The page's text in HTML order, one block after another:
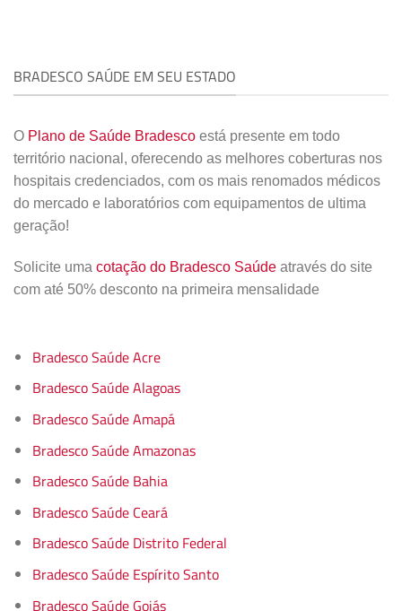
BRADESCO SAÚDE EM SEU ESTADO
O Plano de Saúde Bradesco está presente em todo
território nacional, oferecendo as melhores coberturas nos
hospitais credenciados, com os mais renomados médicos
do mercado e laboratórios com equipamentos de ultima
geração!
Solicite uma cotação do Bradesco Saúde através do site
com até 50% desconto na primeira mensalidade
Bradesco Saúde Acre
Bradesco Saúde Alagoas
Bradesco Saúde Amapá
Bradesco Saúde Amazonas
Bradesco Saúde Bahia
Bradesco Saúde Ceará
Bradesco Saúde Distrito Federal
Bradesco Saúde Espírito Santo
Bradesco Saúde Goiás